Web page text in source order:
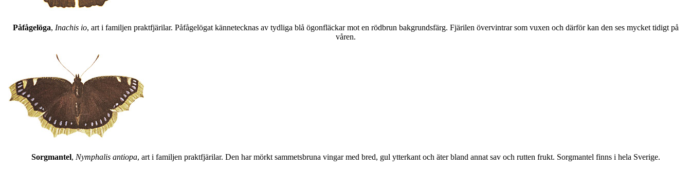
Påfågelöga, Inachis io, art i familjen praktfjärilar. Påfågelögat kännetecknas av tydliga blå ögonfläckar mot en rödbrun bakgrundsfärg. Fjärilen övervintrar som vuxen och därför kan den ses mycket tidigt på
våren.
Sorgmantel, Nymphalis antiopa, art i familjen praktfjärilar. Den har mörkt sammetsbruna vingar med bred, gul ytterkant och äter bland annat sav och rutten frukt. Sorgmantel finns i hela Sverige.